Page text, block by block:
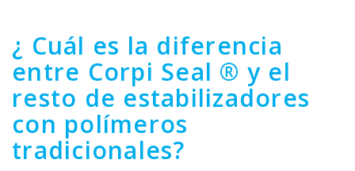
¿ Cuál es la diferencia
entre Corpi Seal ® y el
resto de estabilizadores
con polímeros
tradicionales?